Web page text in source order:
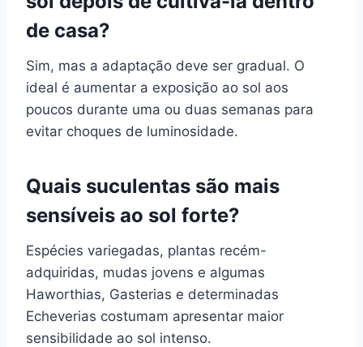
de casa?
Sim, mas a adaptação deve ser gradual. O
ideal é aumentar a exposição ao sol aos
poucos durante uma ou duas semanas para
evitar choques de luminosidade.
Quais suculentas são mais
sensíveis ao sol forte?
Espécies variegadas, plantas recém-
adquiridas, mudas jovens e algumas
Haworthias, Gasterias e determinadas
Echeverias costumam apresentar maior
sensibilidade ao sol intenso.